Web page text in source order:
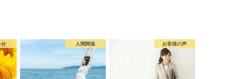
せ 人間関係 お客様の声